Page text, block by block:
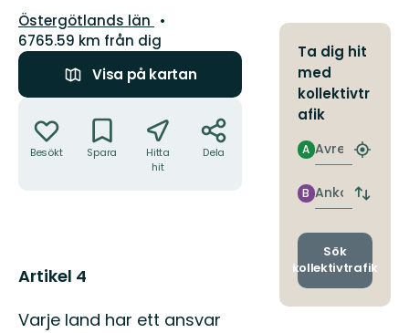
Län:
Östergötlands län
6765.59 km från dig
Visa på kartan
Besökt Spara
Hitta
hit
Dela
Beskrivning
Artikel 4
Varje land har ett ansvar
Ta dig hit
med
kollektivtr
afik
Avresa
A
Hitta
Ankomst
B
Byt
och
Sök
kollektivtrafik